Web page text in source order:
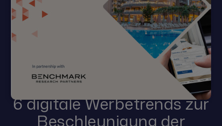
6 digitale Werbetrends zur
Beschleunigung der